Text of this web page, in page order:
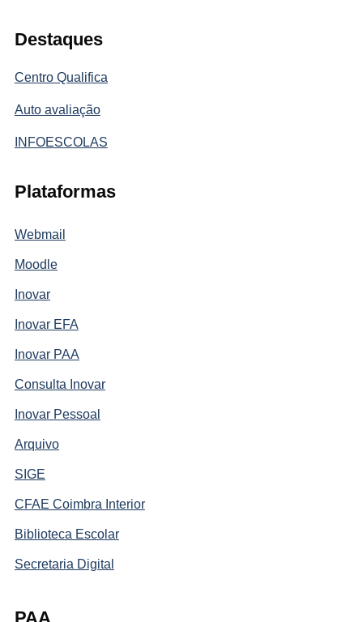
Destaques
Centro Qualifica
Auto avaliação
INFOESCOLAS
Plataformas
Webmail
Moodle
Inovar
Inovar EFA
Inovar PAA
Consulta Inovar
Inovar Pessoal
Arquivo
SIGE
CFAE Coimbra Interior
Biblioteca Escolar
Secretaria Digital
PAA